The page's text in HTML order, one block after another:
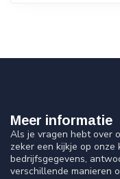
Meer informatie
Als je vragen hebt over
zeker een kijkje op
bedrijfsgegevens,
verschillende manieren